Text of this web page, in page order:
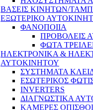
ΒΑΣΕΙΣ ΚΙΝΗΤΩΝ/
ΕΞΩΤΕΡΙΚΟ
ΦΑΝΟΠΟΙΙΑ
ΠΡΟΒΟΛΕΙΣ
ΦΩΤΑ
ΗΛΕΚΤΡΟΝΙΚΑ &
ΑΥΤΟΚΙΝΗΤΟΥ
ΣΥΣΤΗΜΑΤΑ
ΕΣΩΤΕΡΙΚΟΣ
INVERTERS
ΔΙΑΓΝΩΣΤΙΚΑ
ΚΑΜΕΡΕΣ